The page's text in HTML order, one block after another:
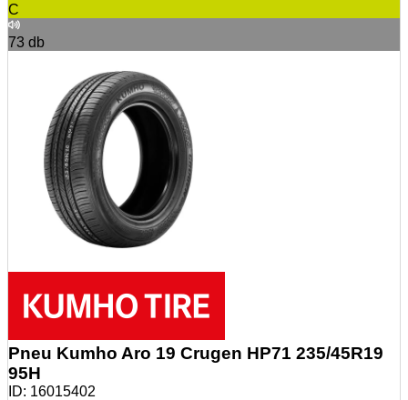
C
73 db
Pneu Kumho Aro 19 Crugen HP71 235/45R19
95H
ID: 16015402